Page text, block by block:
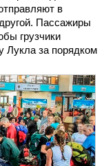
в
Пассажиры
грузчики
Лукла за порядком